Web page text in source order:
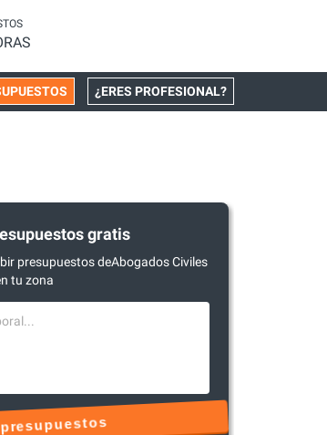
¿ERES PROFESIONAL?
gratis
presupuestos deAbogados Civiles
tu zona